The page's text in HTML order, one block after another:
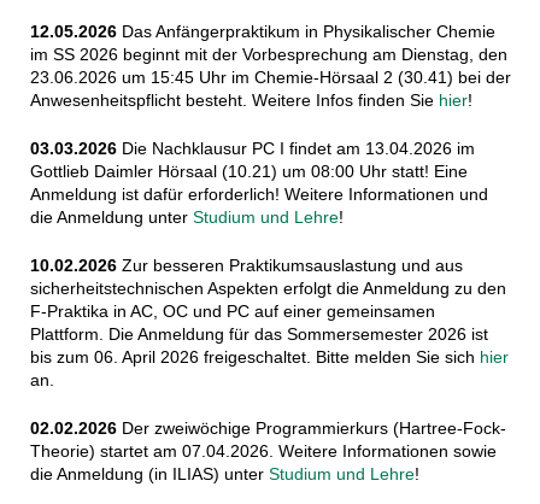
12.05.2026 Das Anfängerpraktikum in Physikalischer Chemie
im SS 2026 beginnt mit der Vorbesprechung am Dienstag, den
23.06.2026 um 15:45 Uhr im Chemie-Hörsaal 2 (30.41) bei der
Anwesenheitspflicht besteht. Weitere Infos finden Sie hier!
03.03.2026Die Nachklausur PC I findet am 13.04.2026 im
Gottlieb Daimler Hörsaal (10.21) um 08:00 Uhr statt! Eine
Anmeldung ist dafür erforderlich! Weitere Informationen und
die Anmeldung unter Studium und Lehre!
10.02.2026Zur besseren Praktikumsauslastung und aus
sicherheitstechnischen Aspekten erfolgt die Anmeldung zu den
F-Praktika in AC, OC und PC auf einer gemeinsamen
Plattform. Die Anmeldung für das Sommersemester 2026 ist
bis zum 06. April 2026 freigeschaltet. Bitte melden Sie sich hier
an.
02.02.2026 Der zweiwöchige Programmierkurs (Hartree-Fock-
Theorie) startet am 07.04.2026. Weitere Informationen sowie
die Anmeldung (in ILIAS) unter Studium und Lehre!